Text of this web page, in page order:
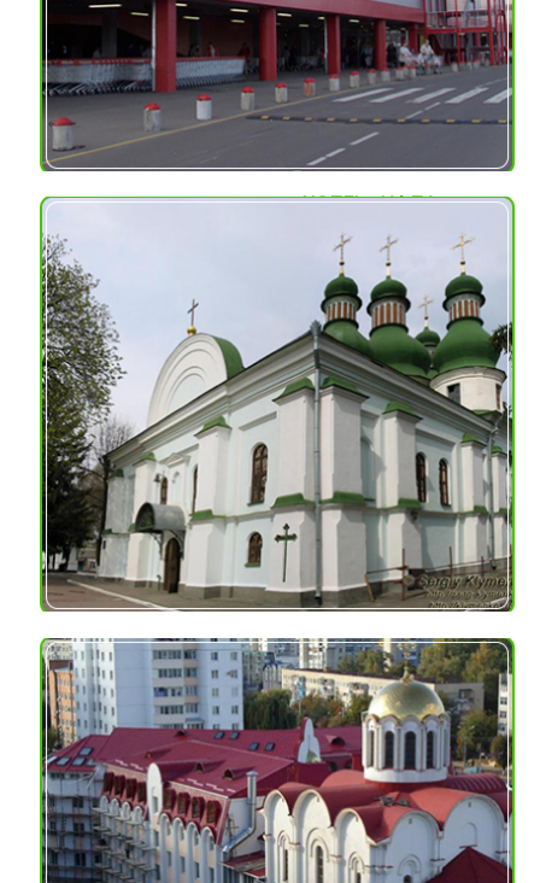
cieplnej, opracowanie
projektu
termoizolacyjnego,
dostawa szkła
piankowego, montaż
szkła piankowego
HOTEL „JAŁTA-
INTOURIST”
Adres:
Jałta, Ukraina
Materiał:
bloki szkła piankowego
z powłoką bitumiczną,
izolacja zasypowa –
okruchy szkła
piankowego
Usługi dodatkowe:
SIEĆ
HIPERMARKETÓW
„AUCHAN”
Adres: